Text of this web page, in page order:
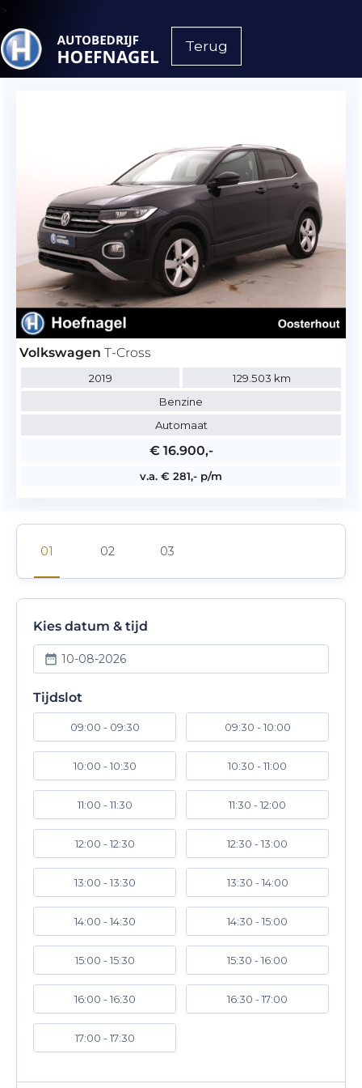
>
Terug
Volkswagen T-Cross
2019
129.503 km
Benzine
Automaat
€ 16.900,-
v.a. € 281,- p/m
Kies datum & tijd
10-08-2026
Tijdslot
09:00 - 09:30 09:30 - 10:00
10:00 - 10:30 10:30 - 11:00
11:00 - 11:30 11:30 - 12:00
12:00 - 12:30 12:30 - 13:00
13:00 - 13:30 13:30 - 14:00
14:00 - 14:30 14:30 - 15:00
15:00 - 15:30 15:30 - 16:00
16:00 - 16:30 16:30 - 17:00
17:00 - 17:30